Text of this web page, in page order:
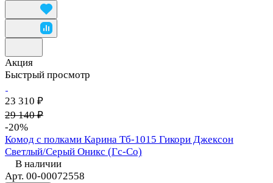
Акция
Быстрый просмотр
23 310 ₽
29 140 ₽
-20%
Комод с полками Карина Тб-1015 Гикори Джексон
Светлый/Серый Оникс (Гс-Со)
В наличии
Арт. 00-00072558